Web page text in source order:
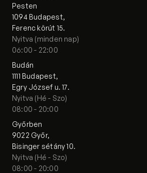
Pesten
1094 Budapest,
Ferenc körút 15.
Nyitva (minden nap)
06:00 - 22:00
Budán
1111 Budapest,
Egry József u. 17.
Nyitva (Hé - Szo)
08:00 - 20:00
Győrben
9022 Győr,
Bisinger sétány 10.
Nyitva (Hé - Szo)
08:00 - 20:00